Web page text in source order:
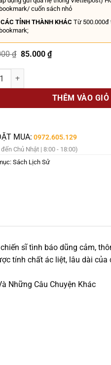
cuốn sách nhỏ
CÁC TỈNH THÀNH KHÁC Từ 500.000đ
₫ Giá
là:
85.000₫Giá
ĐIỆP VIÊN MAY MẮN: Chuyện
THÊM VÀO GIỎ
MUA: 0972.605.129
Chủ Nhật | 8:00 - 18:00)
Sách Lịch Sử
sĩ tình báo dũng cảm,
tính chất ác liệt, lâu dài
Những Câu Chuyện Khác